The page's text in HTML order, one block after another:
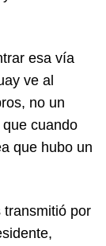
esa vía
ve al
no un
cuando
que hubo un
transmitió por